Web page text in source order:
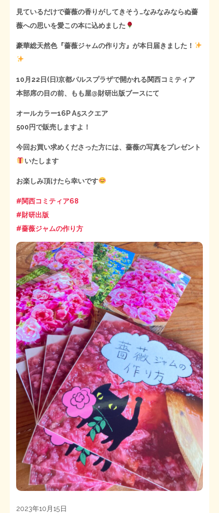
見ているだけで薔薇の香りがしてきそう…なみなみならぬ薔
薇への思いを愛この本に込めました
豪華総天然色『薔薇ジャムの作り方』が本日届きました！
10月22日(日)京都パルスプラザで開かれる関西コミティア
本部席の目の前、もも屋@財研出版ブースにて
オールカラー16P A5スクエア
500円で販売しますよ！
今回お買い求めくださった方には、薔薇の写真をプレゼント
いたします
お楽しみ頂けたら幸いです
#関西コミティア68
#財研出版
#薔薇ジャムの作り方
2023年10月15日